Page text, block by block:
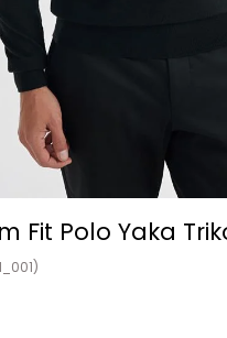
Fit Polo Yaka